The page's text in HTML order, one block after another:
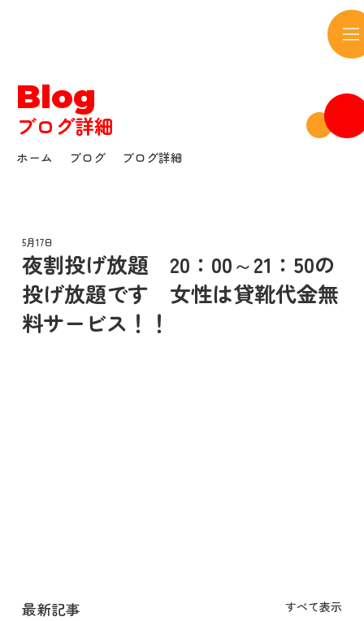
Blog
ブログ詳細
ホーム ブログ ブログ詳細
夜割投げ放題 20：00～21：50の
投げ放題です 女性は貸靴代金無
料サービス！！
5月17日
最新記事 すべて表示